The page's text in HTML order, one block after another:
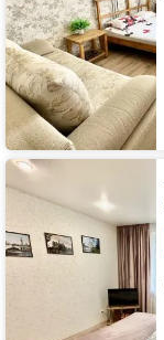
Апартаменты
2-
х.комнатные
квартиры
в